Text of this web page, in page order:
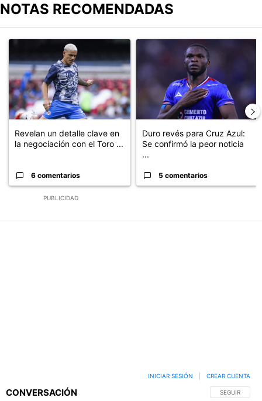
NOTAS RECOMENDADAS
PUBLICIDAD
Un artículo de tendencia con el título "Revelan un detalle clave
Revelan un detalle clave en
la negociación con el Toro ...
6 comentarios
Un artículo de tendencia con
Duro revés para Cruz Azul:
Se confirmó la peor noticia
...
5 comentarios
CONVERSACIÓN SIGA ESTA
SEGUIR
INICIAR SESIÓN CREAR CUENTA